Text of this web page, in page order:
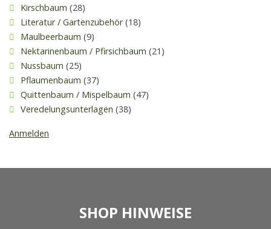
Kirschbaum (28)
Literatur / Gartenzubehör (18)
Maulbeerbaum (9)
Nektarinenbaum / Pfirsichbaum (21)
Nussbaum (25)
Pflaumenbaum (37)
Quittenbaum / Mispelbaum (47)
Veredelungsunterlagen (38)
Anmelden
SHOP HINWEISE